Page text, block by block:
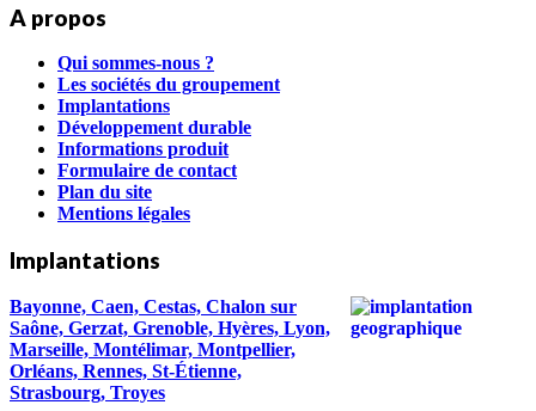
A propos
Qui sommes-nous ?
Les sociétés du groupement
Implantations
Développement durable
Informations produit
Formulaire de contact
Plan du site
Mentions légales
Implantations
Bayonne, Caen, Cestas, Chalon sur
Saône, Gerzat, Grenoble, Hyères, Lyon,
Marseille, Montélimar, Montpellier,
Orléans, Rennes, St-Étienne,
Strasbourg, Troyes